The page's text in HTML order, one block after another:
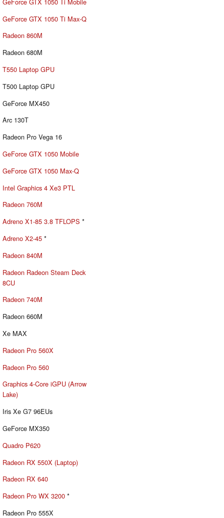
GeForce GTX 1050 Ti Max-Q
Radeon 860M
Radeon 680M
T550 Laptop GPU
T500 Laptop GPU
GeForce MX450
Arc 130T
Radeon Pro Vega 16
GeForce GTX 1050 Mobile
GeForce GTX 1050 Max-Q
Intel Graphics 4 Xe3 PTL
Radeon 760M
Adreno X1-85 3.8 TFLOPS *
Adreno X2-45 *
Radeon 840M
Radeon Radeon Steam Deck
8CU
Radeon 740M
Radeon 660M
Xe MAX
Radeon Pro 560X
Radeon Pro 560
Graphics 4-Core iGPU (Arrow
Lake)
Iris Xe G7 96EUs
GeForce MX350
Quadro P620
Radeon RX 550X (Laptop)
Radeon RX 640
Radeon Pro WX 3200 *
Radeon Pro 555X